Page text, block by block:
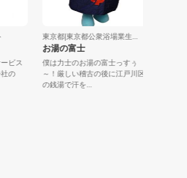
ス
東京都|東京都公衆浴場業生...
お湯の富士
僕は力士のお湯の富士っすぅ
～！厳しい稽古の後に江戸川区
の銭湯で汗を...